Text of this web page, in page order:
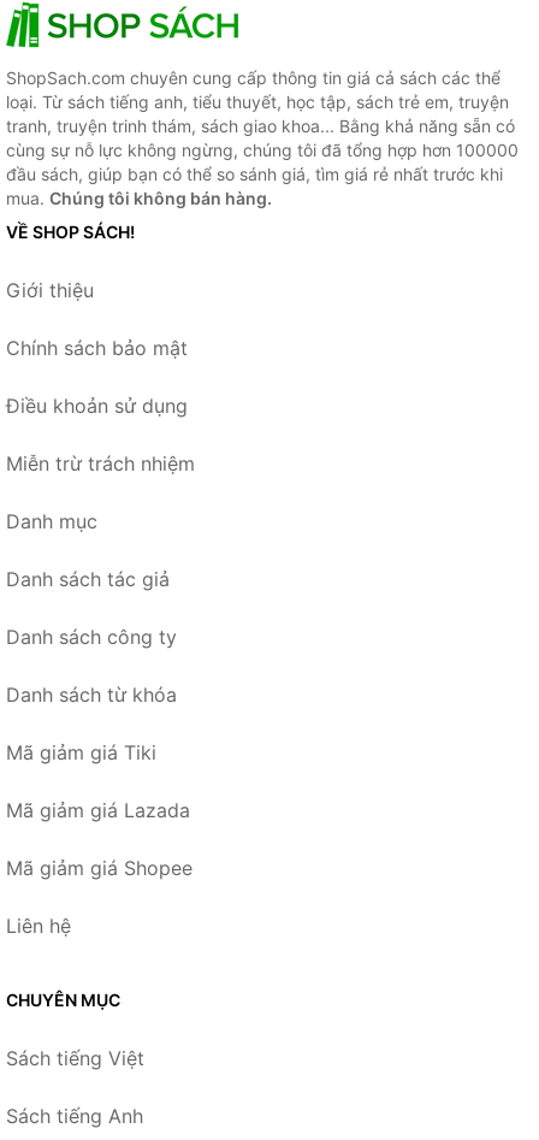
ShopSach.com chuyên cung cấp thông tin giá cả sách các thể
loại. Từ sách tiếng anh, tiểu thuyết, học tập, sách trẻ em, truyện
tranh, truyện trinh thám, sách giao khoa... Bằng khả năng sẵn có
cùng sự nỗ lực không ngừng, chúng tôi đã tổng hợp hơn 100000
đầu sách, giúp bạn có thể so sánh giá, tìm giá rẻ nhất trước khi
mua. Chúng tôi không bán hàng.
VỀ SHOP SÁCH!
Giới thiệu
Chính sách bảo mật
Điều khoản sử dụng
Miễn trừ trách nhiệm
Danh mục
Danh sách tác giả
Danh sách công ty
Danh sách từ khóa
Mã giảm giá Tiki
Mã giảm giá Lazada
Mã giảm giá Shopee
Liên hệ
CHUYÊN MỤC
Sách tiếng Việt
Sách tiếng Anh